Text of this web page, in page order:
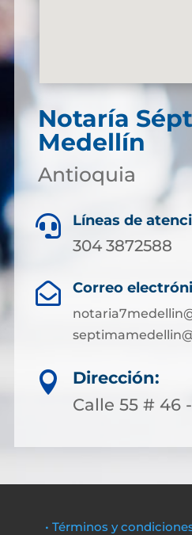
Notaría
Medellín
Antioquia
 Líneas de
304 3872588
 Correo

Dirección:
Calle 55 # 46 -
• Términos y